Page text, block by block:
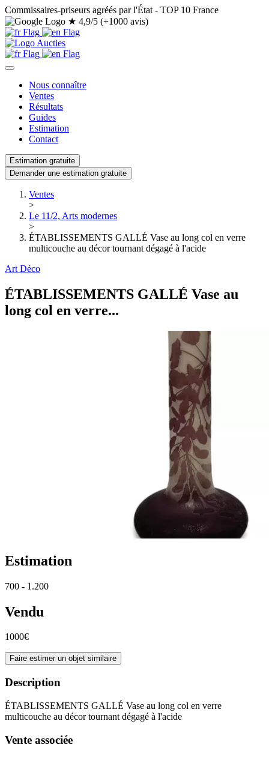
Commissaires-priseurs agréés par l'État - TOP 10 France
★ 4,9/5 (+1000 avis)
Nous connaître
Ventes
Résultats
Guides
Estimation
Contact
Estimation gratuite
Demander une estimation gratuite
Ventes
>
Le 11/2, Arts modernes
>
ÉTABLISSEMENTS GALLÉ Vase au long col en verre
multicouche au décor tournant dégagé à l'acide
Art Déco
ÉTABLISSEMENTS GALLÉ Vase au
long col en verre...
Estimation
700 - 1.200
Vendu
1000€
Faire estimer un objet similaire
Description
ÉTABLISSEMENTS GALLÉ Vase au long col en verre
multicouche au décor tournant dégagé à l'acide
Vente associée